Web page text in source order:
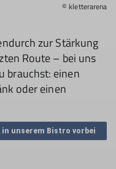
© kletterarena
zur Stärkung
Route – bei uns
brauchst: einen
oder einen
in unserem Bistro vorbei